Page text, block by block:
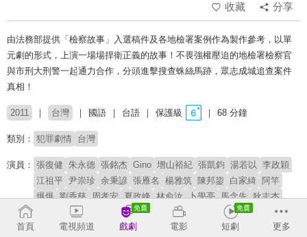
收藏
分享
由法務部提供「檢察故事」入選稿件及各地檢署案例作為製作參考，以單
元劇的形式，上演一場場捍衛正義的故事！不畏強權壓迫的地檢署檢察官
與市刑大刑警一起通力合作，分頭進擊搜查蛛絲馬跡，眾志成城追查案件
真相！
2011 台灣 國語 台語 保護級 68 分鐘
類別： 犯罪劇情 台灣
演員： 張復健 朱永德 張銘杰 Gino 增山裕紀 張凱鈞 湯若以 李政穎
江祖平 尹崇珍 余秉諺 張雁名 楊雅筑 陳邦鋆 白家綺 阿竿
爆爆 劉香慈 周孝安 夏政峰 林俞汝 卜學亮 馬念先 狄志杰
張瓊姿 李佳豫 章永華 王希華
首頁 電視頻道 戲劇 電影 短劇 更多